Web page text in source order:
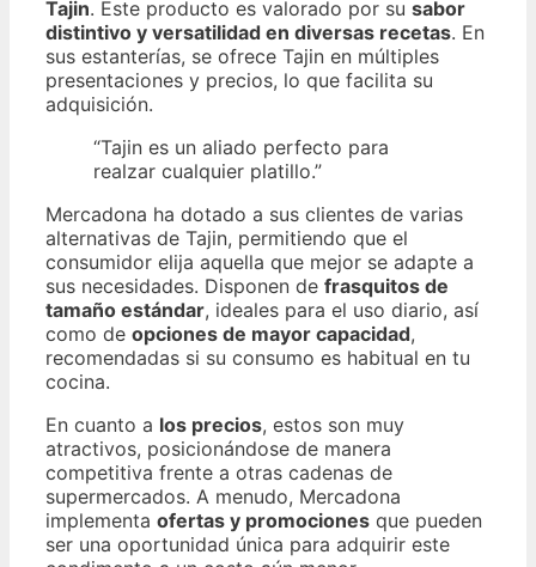
Tajin. Este producto es valorado por su sabor
distintivo y versatilidad en diversas recetas. En
sus estanterías, se ofrece Tajin en múltiples
presentaciones y precios, lo que facilita su
adquisición.
“Tajin es un aliado perfecto para
realzar cualquier platillo.”
Mercadona ha dotado a sus clientes de varias
alternativas de Tajin, permitiendo que el
consumidor elija aquella que mejor se adapte a
sus necesidades. Disponen de frasquitos de
tamaño estándar, ideales para el uso diario, así
como de opciones de mayor capacidad,
recomendadas si su consumo es habitual en tu
cocina.
En cuanto a los precios, estos son muy
atractivos, posicionándose de manera
competitiva frente a otras cadenas de
supermercados. A menudo, Mercadona
implementa ofertas y promociones que pueden
ser una oportunidad única para adquirir este